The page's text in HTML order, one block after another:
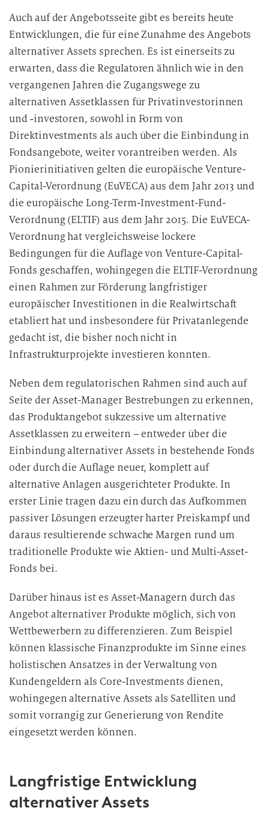
Auch auf der Angebotsseite gibt es bereits heute
Entwicklungen, die für eine Zunahme des Angebots
alternativer Assets sprechen. Es ist einerseits zu
erwarten, dass die Regulatoren ähnlich wie in den
vergangenen Jahren die Zugangswege zu
alternativen Assetklassen für Privatinvestorinnen
und ‑investoren, sowohl in Form von
Direktinvestments als auch über die Einbindung in
Fondsangebote, weiter vorantreiben werden. Als
Pionierinitiativen gelten die europäische Venture-
Capital-Verordnung (EuVECA) aus dem Jahr 2013 und
die europäische Long-Term-Investment-Fund-
Verordnung (ELTIF) aus dem Jahr 2015. Die EuVECA-
Verordnung hat vergleichsweise lockere
Bedingungen für die Auflage von Venture-Capital-
Fonds geschaffen, wohingegen die ELTIF-Verordnung
einen Rahmen zur Förderung langfristiger
europäischer Investitionen in die Realwirtschaft
etabliert hat und insbesondere für Privatanlegende
gedacht ist, die bisher noch nicht in
Infrastrukturprojekte investieren konnten.
Neben dem regulatorischen Rahmen sind auch auf
Seite der Asset-Manager Bestrebungen zu erkennen,
das Produktangebot sukzessive um alternative
Assetklassen zu erweitern – entweder über die
Einbindung alternativer Assets in bestehende Fonds
oder durch die Auflage neuer, komplett auf
alternative Anlagen ausgerichteter Produkte. In
erster Linie tragen dazu ein durch das Aufkommen
passiver Lösungen erzeugter harter Preiskampf und
daraus resultierende schwache Margen rund um
traditionelle Produkte wie Aktien- und Multi-Asset-
Fonds bei.
Darüber hinaus ist es Asset-Managern durch das
Angebot alternativer Produkte möglich, sich von
Wettbewerbern zu differenzieren. Zum Beispiel
können klassische Finanzprodukte im Sinne eines
holistischen Ansatzes in der Verwaltung von
Kundengeldern als Core-Investments dienen,
wohingegen alternative Assets als Satelliten und
somit vorrangig zur Generierung von Rendite
eingesetzt werden können.
Langfristige Entwicklung
alternativer Assets